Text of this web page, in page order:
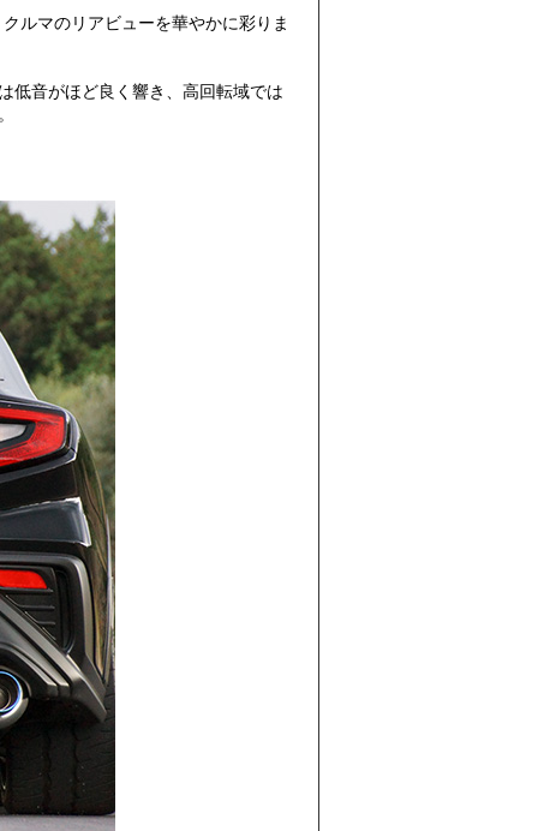
ルマのリアビューを華やかに彩りま
低音がほど良く響き、高回転域では